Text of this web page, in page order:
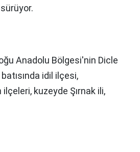
Anadolu Bölgesi'nin Dicle
idil ilçesi,
ilçeleri, kuzeyde Şırnak ili,